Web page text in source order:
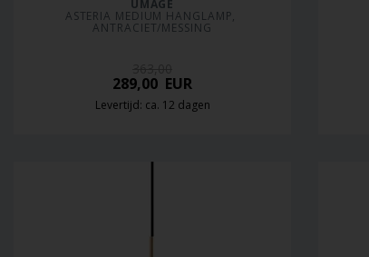
UMAGE
ASTERIA MEDIUM HANGLAMP,
ANTRACIET/MESSING
289,00 EUR
Levertijd: ca. 12 dagen